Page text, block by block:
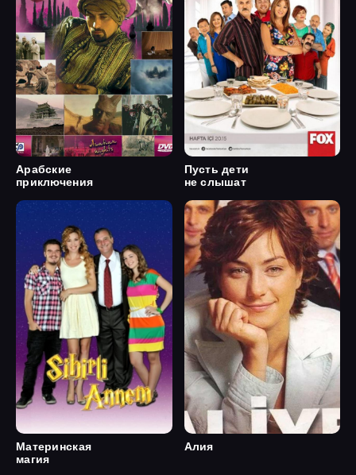
Арабские
приключения
Пусть дети
не слышат
Материнская
магия
Алия